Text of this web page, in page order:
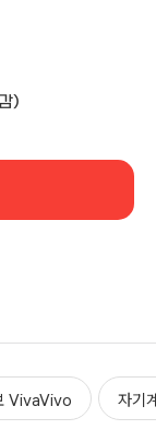
)
VivaVivo 자기